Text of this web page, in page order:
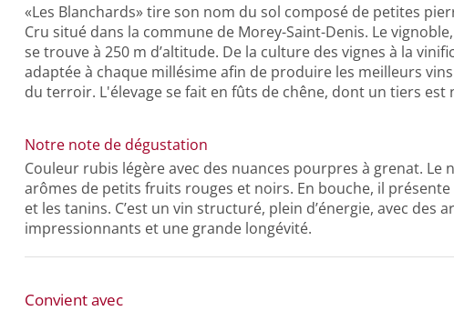
«Les Blanchards» tire son nom du sol composé de petites
Cru situé dans la commune de Morey-Saint-Denis. Le
se trouve à 250 m d’altitude. De la culture des vignes à la
adaptée à chaque millésime afin de produire les meilleurs
du terroir. L'élevage se fait en fûts de chêne, dont un tiers est
Notre note de dégustation
Couleur rubis légère avec des nuances pourpres à grenat. Le
arômes de petits fruits rouges et noirs. En bouche, il
et les tanins. C’est un vin structuré, plein d’énergie, avec des
impressionnants et une grande longévité.
Convient avec